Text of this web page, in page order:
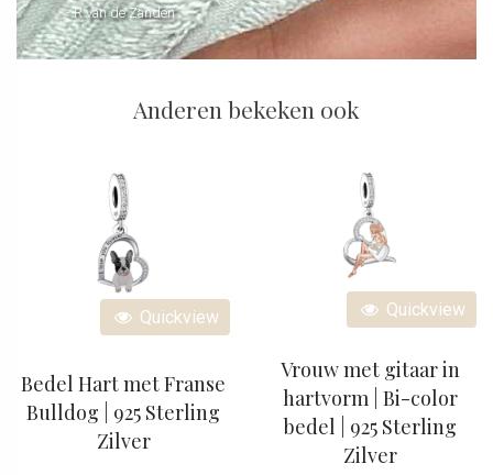
- R van de Zanden
Anderen bekeken ook
Quickview
Bedel Hart met Franse
Bulldog | 925 Sterling
Zilver
Quickview
Vrouw met gitaar in
hartvorm | Bi-color
bedel | 925 Sterling
Zilver